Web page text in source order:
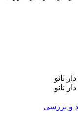
و بررسی